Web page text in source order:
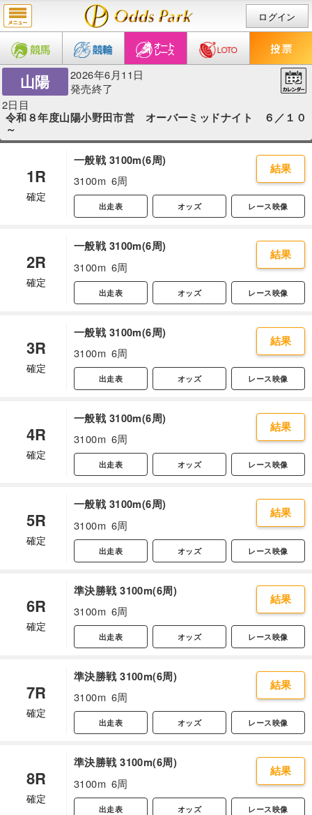
ログイン
山陽
2026年6月11日
発売終了
2日目
令和８年度山陽小野田市営 オーバーミッドナイト ６／１０
～
1R
確定
一般戦 3100m(6周)
3100m 6周
結果
出走表 オッズ レース映像
2R
確定
一般戦 3100m(6周)
3100m 6周
結果
出走表 オッズ レース映像
3R
確定
一般戦 3100m(6周)
3100m 6周
結果
出走表 オッズ レース映像
4R
確定
一般戦 3100m(6周)
3100m 6周
結果
出走表 オッズ レース映像
5R
確定
一般戦 3100m(6周)
3100m 6周
結果
出走表 オッズ レース映像
6R
確定
準決勝戦 3100m(6周)
3100m 6周
結果
出走表 オッズ レース映像
7R
確定
準決勝戦 3100m(6周)
3100m 6周
結果
出走表 オッズ レース映像
8R
確定
準決勝戦 3100m(6周)
3100m 6周
結果
出走表 オッズ レース映像